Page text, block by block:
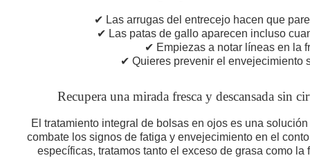
✔ Las arrugas del entrecejo hacen que
✔ Las patas de gallo aparecen incluso
✔ Empiezas a notar líneas en la
✔ Quieres prevenir el envejecimiento
Recupera una mirada fresca y descansada sin
El tratamiento integral de bolsas en ojos es una
combate los signos de fatiga y envejecimiento en el
específicas, tratamos tanto el exceso de grasa como la